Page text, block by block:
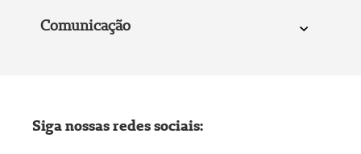
Comunicação
Siga nossas redes sociais: